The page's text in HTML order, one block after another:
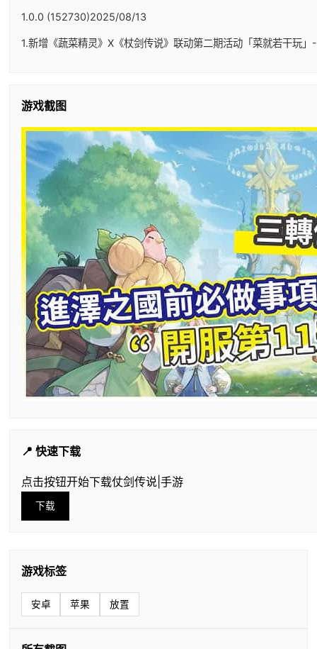
1.0.0 (152730)2025/08/13
1.新增《蔬菜精灵》X《杖剑传说》联动第二期活动「菜就若干玩
游戏截图
📍 快速下载
点击按钮开始下载仗剑传说|手游
下载
游戏标签
安卓 苹果 放置